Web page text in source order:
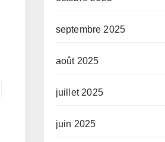
septembre 2025
août 2025
juillet 2025
juin 2025